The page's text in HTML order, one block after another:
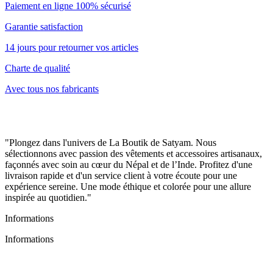
Paiement en ligne 100% sécurisé
Garantie satisfaction
14 jours pour retourner vos articles
Charte de qualité
Avec tous nos fabricants
"Plongez dans l'univers de La Boutik de Satyam. Nous
sélectionnons avec passion des vêtements et accessoires artisanaux,
façonnés avec soin au cœur du Népal et de l’Inde. Profitez d'une
livraison rapide et d'un service client à votre écoute pour une
expérience sereine. Une mode éthique et colorée pour une allure
inspirée au quotidien."
Informations
Informations